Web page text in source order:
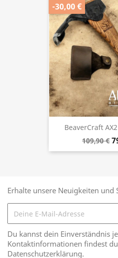
BeaverCraft
109,90 €
-30,00 €
Erhalte unsere Neuigkeiten und
Du kannst dein Einverständnis
Kontaktinformationen findest
Datenschutzerklärung.